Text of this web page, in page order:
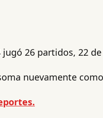
jugó 26 partidos, 22
nuevamente